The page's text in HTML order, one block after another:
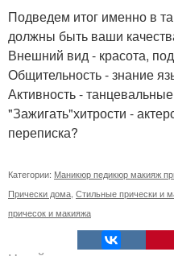
Подведем итог именно в
должны быть ваши
Внешний вид - красота,
Общительность - знание
Активность -
"Зажигать"хитрости -
переписка?
Категории: Маникюр педикюр макияж
Прически дома, Стильные прически и
причесок и макияжа